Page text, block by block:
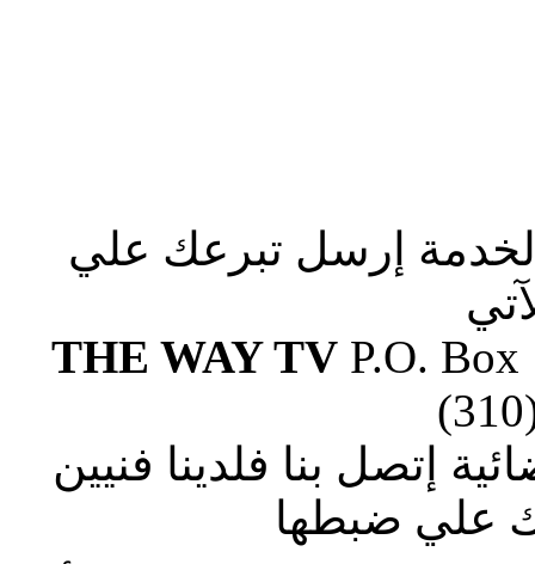
إرسل تبرعك علي
THE WAY TVP.O. Box
إتصل بنا فلدينا فنيين
علي ضبطها